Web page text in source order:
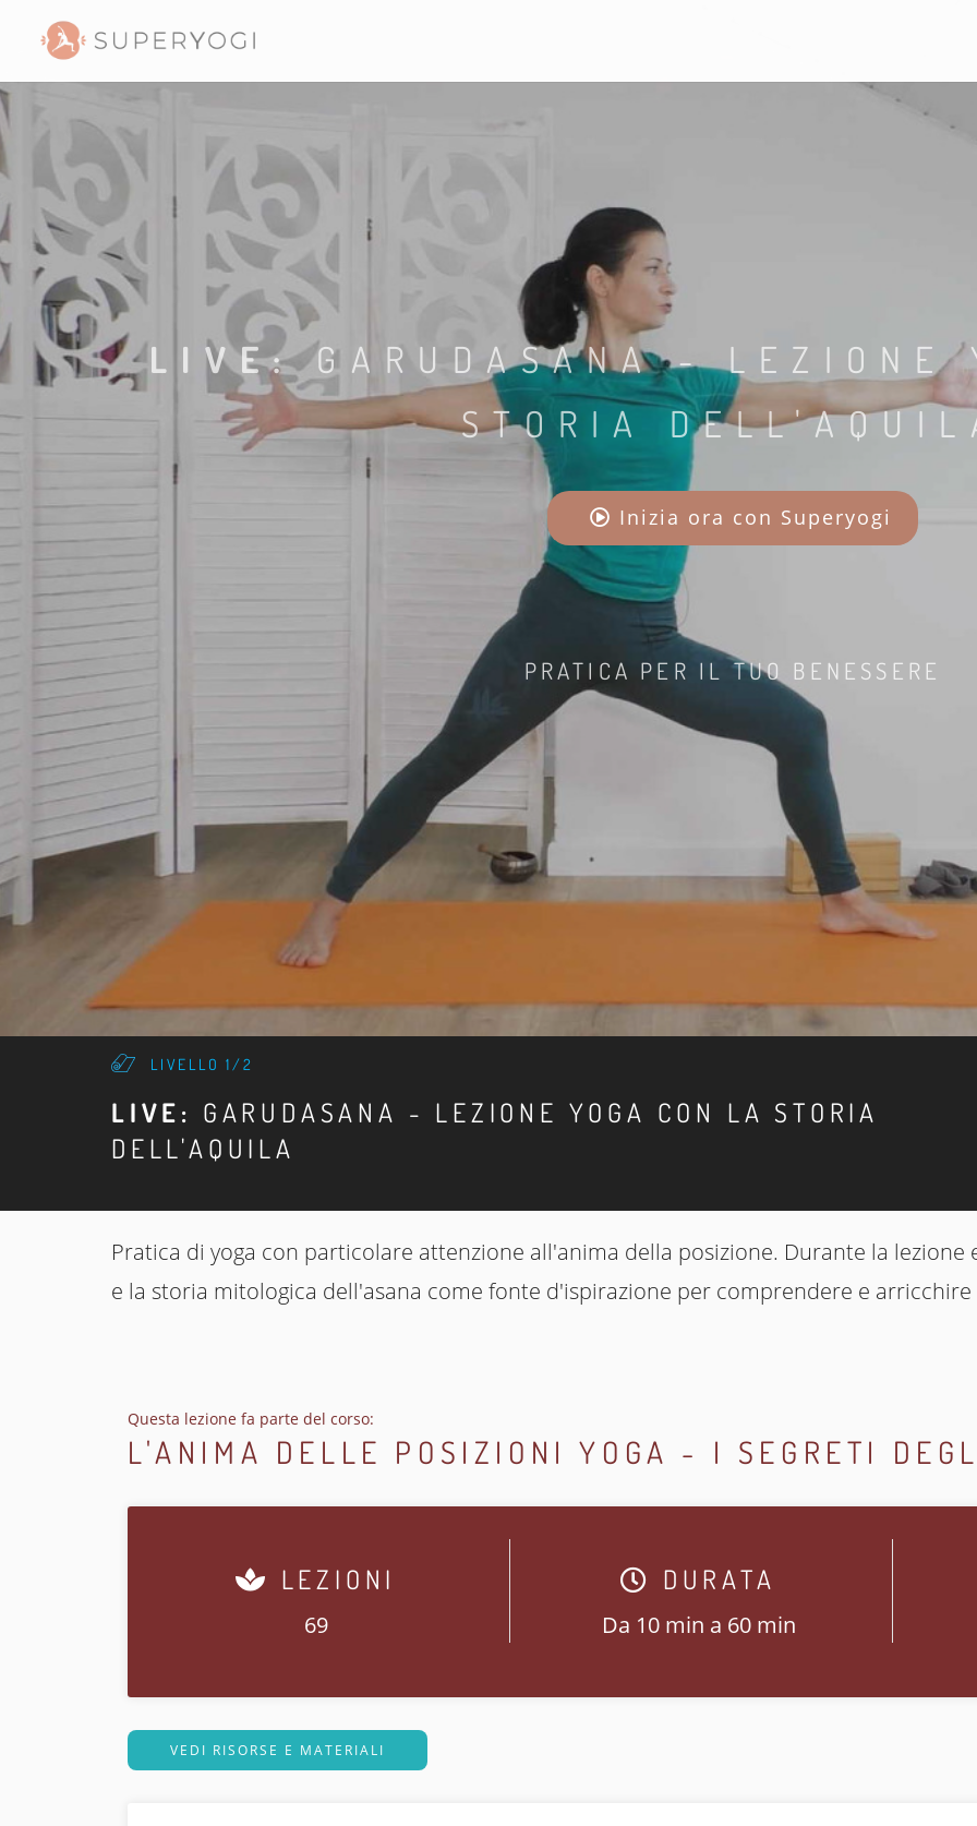
Inizia ora con Superyogi
LIVE:GARUDASANA - LEZIONE
STORIA
PRATICA PER IL TUO BENESSERE
LIVELLO 1/2
LIVE: GARUDASANA - LEZIONE YOGA CON LA STORIA
DELL'AQUILA
Pratica di yoga con particolare attenzione all'anima della posizione. Durante la lezione
e la storia mitologica dell'asana come fonte d'ispirazione per comprendere e arricchire
Questa lezione fa parte del corso:
L'ANIMA DELLE POSIZIONI YOGA - I SEGRETI
LEZIONI
69
DURATA
Da 10 min a 60 min
VEDI RISORSE E MATERIALI